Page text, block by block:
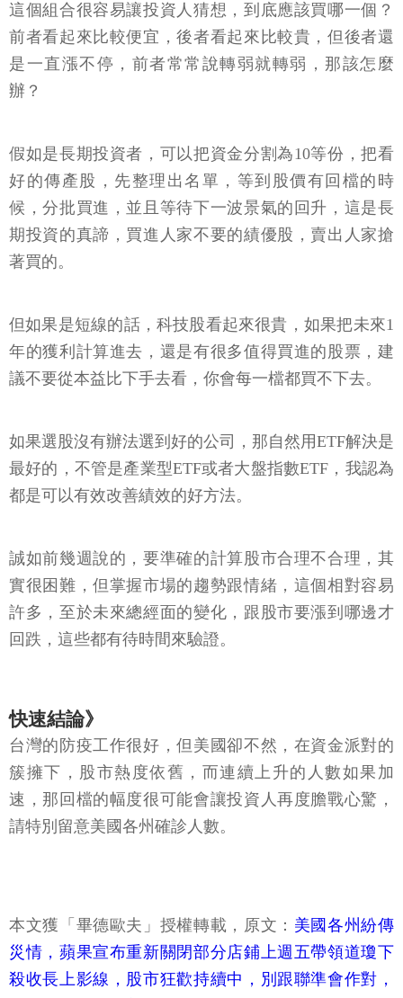
這個組合很容易讓投資人猜想，到底應該買哪一個？
前者看起來比較便宜，後者看起來比較貴，但後者還
是一直漲不停，前者常常說轉弱就轉弱，那該怎麼
辦？
假如是長期投資者，可以把資金分割為10等份，把看
好的傳產股，先整理出名單，等到股價有回檔的時
候，分批買進，並且等待下一波景氣的回升，這是長
期投資的真諦，買進人家不要的績優股，賣出人家搶
著買的。
但如果是短線的話，科技股看起來很貴，如果把未來1
年的獲利計算進去，還是有很多值得買進的股票，建
議不要從本益比下手去看，你會每一檔都買不下去。
如果選股沒有辦法選到好的公司，那自然用ETF解決是
最好的，不管是產業型ETF或者大盤指數ETF，我認為
都是可以有效改善績效的好方法。
誠如前幾週說的，要準確的計算股市合理不合理，其
實很困難，但掌握市場的趨勢跟情緒，這個相對容易
許多，至於未來總經面的變化，跟股市要漲到哪邊才
回跌，這些都有待時間來驗證。
快速結論》
台灣的防疫工作很好，但美國卻不然，在資金派對的
簇擁下，股市熱度依舊，而連續上升的人數如果加
速，那回檔的幅度很可能會讓投資人再度膽戰心驚，
請特別留意美國各州確診人數。
本文獲「畢德歐夫」授權轉載，原文： 美國各州紛傳
災情，蘋果宣布重新關閉部分店鋪上週五帶領道瓊下
殺收長上影線，股市狂歡持續中，別跟聯準會作對，